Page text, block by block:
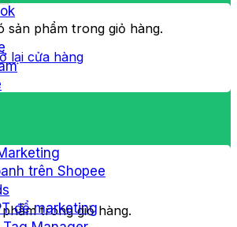
sản phẩm trong giỏ hàng.
lại cửa hàng
trong giỏ hàng.
trên Shopee
để marketing